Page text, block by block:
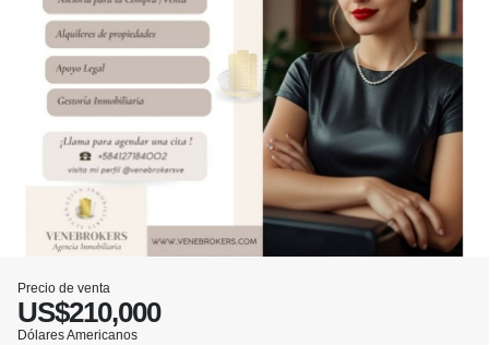
Precio de venta
US$210,000
Dólares Americanos